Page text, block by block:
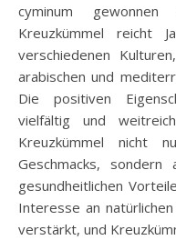
cyminum
Kreuzkümmel reicht
verschiedenen
arabischen und
Die positiven
vielfältig und
Kreuzkümmel nicht
Geschmacks,
gesundheitlichen
Interesse an
verstärkt, und